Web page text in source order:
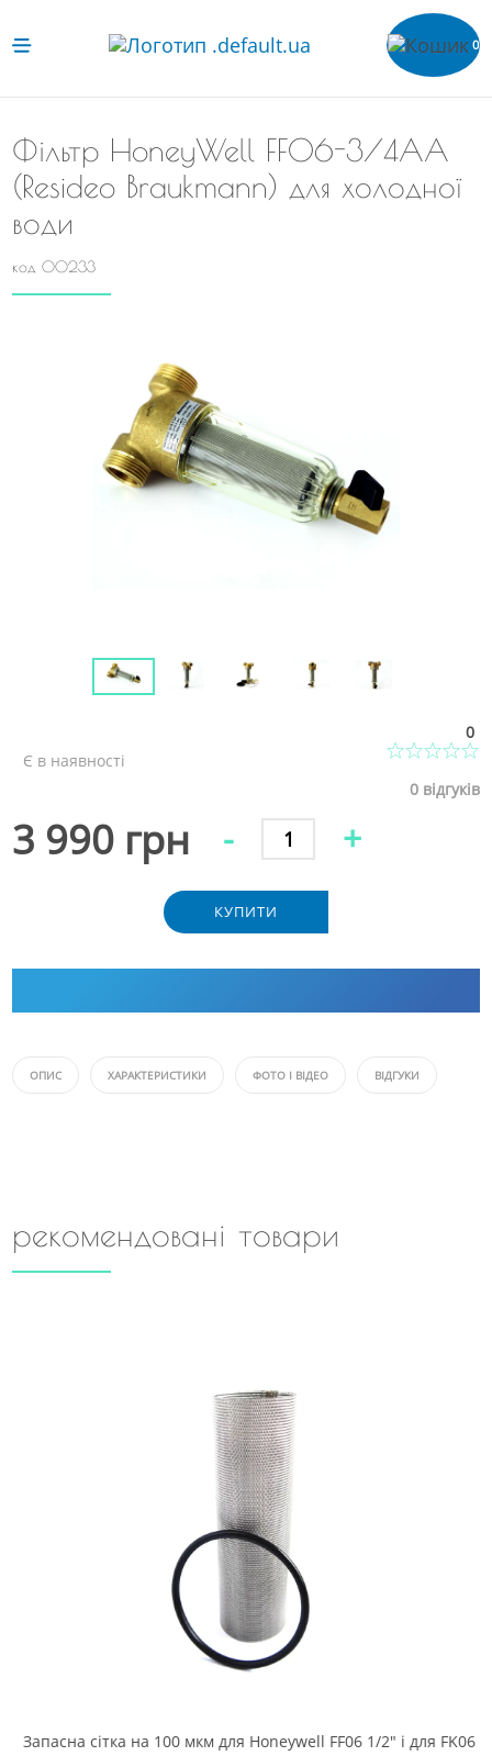
0
Фільтр HoneyWell FF06-3/4AA
(Resideo Braukmann) для холодної
води
код 00233
Є в наявності
0
0відгуків
3 990 грн - +
КУПИТИ
ОПИС ХАРАКТЕРИСТИКИ ФОТО І ВІДЕО ВІДГУКИ
рекомендовані товари
Запасна сітка на 100 мкм для Honeywell FF06 1/2" і для FK06